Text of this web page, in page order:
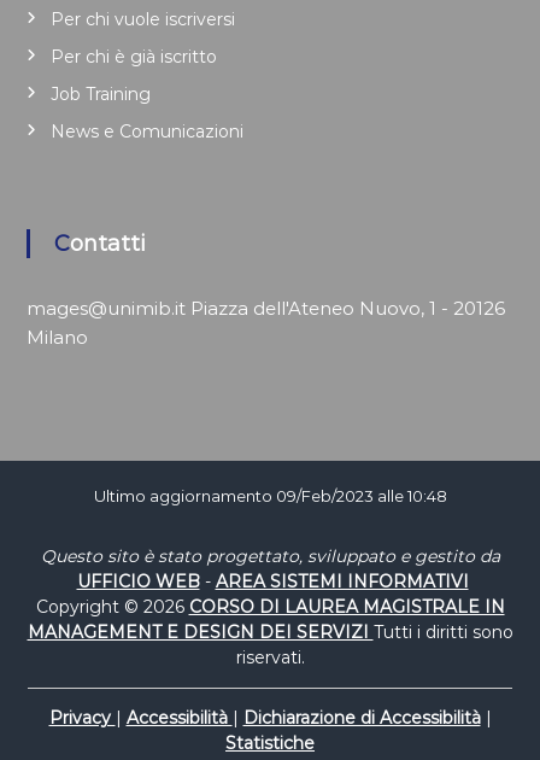
Per chi vuole iscriversi
Per chi è già iscritto
Job Training
News e Comunicazioni
Contatti
mages@unimib.it Piazza dell'Ateneo Nuovo, 1 - 20126
Milano
Ultimo aggiornamento 09/Feb/2023 alle 10:48
Questo sito è stato progettato, sviluppato e gestito da
UFFICIO WEB- AREA SISTEMI INFORMATIVI
Copyright © 2026 CORSO DI LAUREA MAGISTRALE IN
MANAGEMENT E DESIGN DEI SERVIZI Tutti i diritti sono
riservati.
Privacy | Accessibilità | Dichiarazione di Accessibilità|
Statistiche